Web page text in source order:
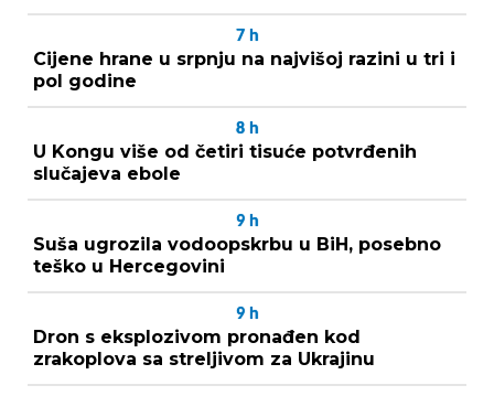
7 h
Cijene hrane u srpnju na najvišoj razini u tri i
pol godine
8 h
U Kongu više od četiri tisuće potvrđenih
slučajeva ebole
9 h
Suša ugrozila vodoopskrbu u BiH, posebno
teško u Hercegovini
9 h
Dron s eksplozivom pronađen kod
zrakoplova sa streljivom za Ukrajinu